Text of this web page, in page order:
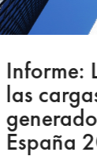
Informe:
las
España